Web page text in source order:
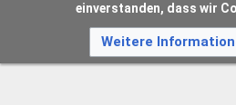
einverstanden, dass wir
Weitere